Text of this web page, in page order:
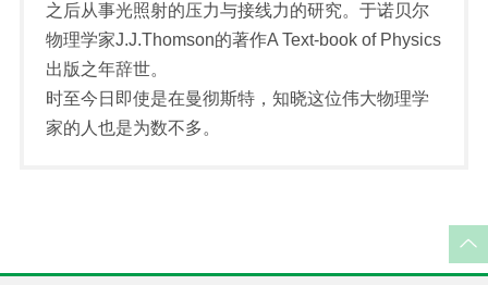
之后从事光照射的压力与接线力的研究。于诺贝尔
物理学家J.J.Thomson的著作A Text-book of Physics
出版之年辞世。
时至今日即使是在曼彻斯特，知晓这位伟大物理学
家的人也是为数不多。